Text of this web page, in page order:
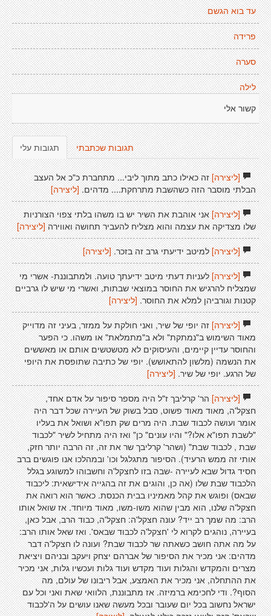
עד בוא הגשם
פרידה
סערה
לילה
קשור אלי
תגובות עלי תגובות שכתבתי
[ליצירה]זה כאילו כתב מתוך ליבי... מתחברת כ"כ אל העצב
הבלתי מוסבר הזה כשהשבת מתרחקת.... מדהים. [ליצירה]
[ליצירה]אני אוהבת את השיר יש בו משהו בלתי צפוי הצורניות
שלו מצדיקה את עצמה והוא מצליח להעביר תחושה ואווירה [ליצירה]
[ליצירה]למיטב ידיעתי גרב זה בזכר. [ליצירה]
[ליצירה]לעניות דעתי מיטב ידיעתך טועה. ולמתבוננת- אשרי מי
שמצליח להרגיש את החוסר במוצאי שבתות, ואשרי מי שיש לו גרביים
קטנות וגורביהן למלא את החוסר. [ליצירה]
[ליצירה]זה יופי של שיר, ואני חולקת על ממזר, בעיני זה מדוייק
מאוד השימוש ב"נמתקת" ולא ב"מתמלאת" או משהו. כי הפער
והחוסר עדיין קיימים, והעיסוקים לא מטשטשים אותם או מאששים
את הנשמה (מלשון להתאושש). יופי של כתיבה שתופסת את היופי
של הרגע. יופי של שיר.[ליצירה]
[ליצירה]הר' קרליבך ז"ל היה מספר סיפור על אדם אחד,
חצקל'ה, מאוד מאוד פשוט, סבל בשוק של העיירה שכל דבר היה
אומר ועושה לכבוד שבת. היה מרים שק תפו"א ושואל את בעליו
"לשבת תפו"א אלו?" והיו עונים" כן" ואז היה מתחיל לשיר "לכבוד
שבת , לכבוד שבת" (ושהר' קרליבך שר את זה, זה הרבה יותר חזק,
אותי זה ממש הרעיד). הסיפור מתגלגל וכו' ובמהלכו אנו פוגשים ברב
חסיד גדול שבא לעיירה -שבה בזו לחצקל'ה וחשבוהו למשוגע בגלל
הלכבוד שבת שלו (אה כן, והוגים את זה בהגייה אידישאית: ליכבוד
שבאס) ופוגש את קהל מאמיניו בבית הכנסת. כאשר הוא רואה את
חצקל'ה שלנו, הוא מבין שהוא משו-משו, מאוד מיוחד. אז שואל אותו
הרב: מה שמך רב ייד? עונה חצקל'ה: חצקל'ה, כבוד הרב, אבל כאן,
בעיירה, נוהגים לקרוא לי 'חצקל'ה לכבוד שבאס'. ואז שאל אותו הרב:
על מה אתה חושב כשאתה שר לכבוד שבת? ועונה לו חצקל'ה דבר
מדהים: אני מכיר את הסיפור של אברהם יצחק ויעקב ובניהם ויציאת
מצרים והמקדש והגלות ועוד מקדש ועוד גלות ועכשיו גלות, אני מכיר
את ההתחלה, אני מכיר את האמצע, אבל ריבונו של עולם, מה
הסוף?. ודי לחכימא ברמיזה. אז מתבוננת, הלוואי שאת ואני וכל עם
ישראל נחשוב בכל יום שעובר ובכל מעשה שאנו עושים על ה'לכבוד